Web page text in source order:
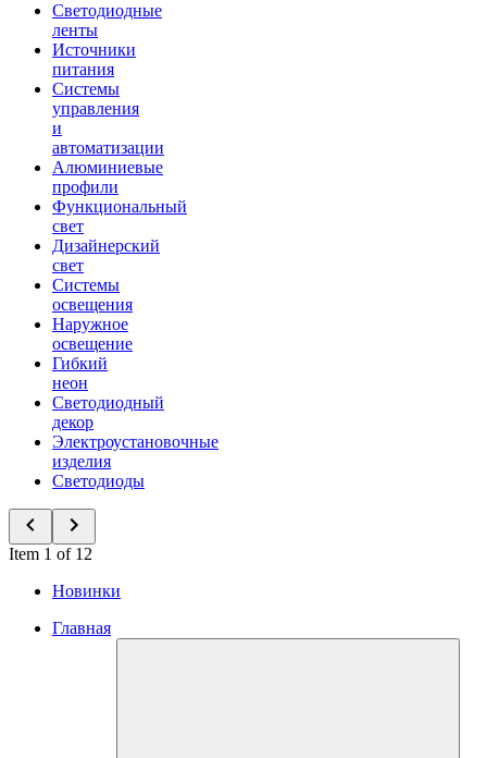
Светодиодные
ленты
Источники
питания
Системы
управления
и
автоматизации
Алюминиевые
профили
Функциональный
свет
Дизайнерский
свет
Системы
освещения
Наружное
освещение
Гибкий
неон
Светодиодный
декор
Электроустановочные
изделия
Светодиоды
Item 1 of 12
Новинки
Главная